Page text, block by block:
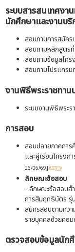
ระบบสารสนเทศงา
นักศึกษาและงานบริ
สอบถามการสมัคร
สอบถามหลักสูตร
สอบถามข้อมูลโคร
สอบถามโปรแกร
งานพิธีพระราชทา
ระบบงานพิธีพระ
การสอบ
สอบปลายภาคกา
และผู้เรียนโครง
26/06/69]
ลักษณะข้อสอบ
- ลักษณะข้อสอบส
การสัมฤทธิบัตร รุ่
สมัครสอบตามคว
รายบุคคลด้วยคอ
ตรวจสอบข้อมูลนัก